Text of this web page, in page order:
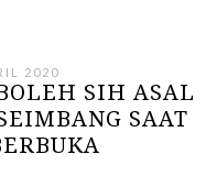
2020
SIH ASAL
SAAT